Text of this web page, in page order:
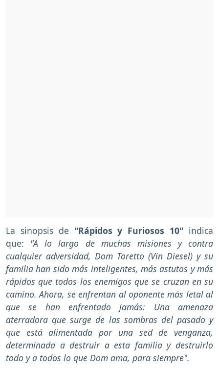
La sinopsis de "Rápidos y Furiosos 10" indica
que: "A lo largo de muchas misiones y contra
cualquier adversidad, Dom Toretto (Vin Diesel) y su
familia han sido más inteligentes, más astutos y más
rápidos que todos los enemigos que se cruzan en su
camino. Ahora, se enfrentan al oponente más letal al
que se han enfrentado jamás: Una amenaza
aterradora que surge de las sombras del pasado y
que está alimentada por una sed de venganza,
determinada a destruir a esta familia y destruirlo
todo y a todos lo que Dom ama, para siempre".